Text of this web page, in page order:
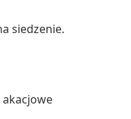
siedzenie.